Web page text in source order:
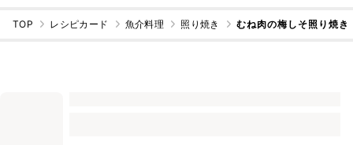
TOP レシピカード 魚介料理 照り焼き むね肉の梅しそ照り焼き